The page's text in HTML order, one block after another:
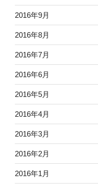
2016年9月
2016年8月
2016年7月
2016年6月
2016年5月
2016年4月
2016年3月
2016年2月
2016年1月